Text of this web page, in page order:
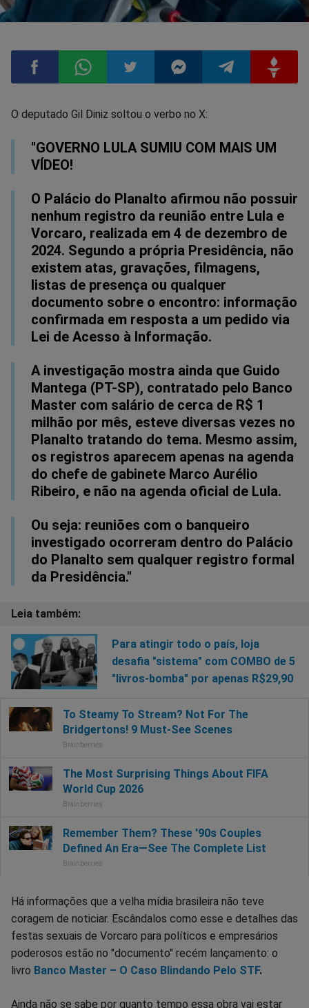
Compartilhar
no
Compartilhar
no
Compartilhar
no
Compartilhar
no
Compartilhar
no
no
O deputado Gil Diniz soltou o verbo no X:
"GOVERNO LULA SUMIU COM MAIS UM
VÍDEO!
O Palácio do Planalto afirmou não possuir
nenhum registro da reunião entre Lula e
Vorcaro, realizada em 4 de dezembro de
2024. Segundo a própria Presidência, não
existem atas, gravações, filmagens,
listas de presença ou qualquer
documento sobre o encontro: informação
confirmada em resposta a um pedido via
Lei de Acesso à Informação.
A investigação mostra ainda que Guido
Mantega (PT-SP), contratado pelo Banco
Master com salário de cerca de R$ 1
milhão por mês, esteve diversas vezes no
Planalto tratando do tema. Mesmo assim,
os registros aparecem apenas na agenda
do chefe de gabinete Marco Aurélio
Ribeiro, e não na agenda oficial de Lula.
Ou seja: reuniões com o banqueiro
investigado ocorreram dentro do Palácio
do Planalto sem qualquer registro formal
da Presidência."
Para atingir todo o país, loja
desafia "sistema" com COMBO de 5
"livros-bomba" por apenas R$29,90
Há informações que a velha mídia brasileira não teve
coragem de noticiar. Escândalos como esse e detalhes das
festas sexuais de Vorcaro para políticos e empresários
poderosos estão no "documento" recém lançamento: o
livro Banco Master – O Caso Blindando Pelo STF.
Ainda não se sabe por quanto tempo essa obra vai estar